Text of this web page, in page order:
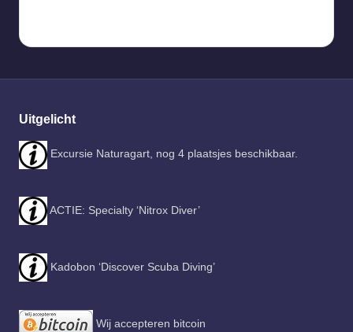
Uitgelicht
Excursie Naturagart, nog 4 plaatsjes beschikbaar.
ACTIE: Specialty ‘Nitrox Diver’
Kadobon ‘Discover Scuba Diving’
Wij accepteren bitcoin